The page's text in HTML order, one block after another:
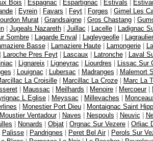
Bois | Espagnac | Espartignac | Estivals |
| Eyrein | Favars | Feyt | Forges | Gimel Les
Murat| Grandsaigne| Gros Chastang|
| Jugeals Nazareth| Juillac | Lacelle| Ladignac
Sombre| Lagarde Enval | Lagleygeolle|
Basse| Lamaziere Haute| Lamongerie|
Laroche Pres Feyt| Lascaux | Latronche| Laval
| Lignareix | Ligneyrac | Liourdres | Lissac Sur
| Louignac | Lubersac | Madranges | Malemort
La Croisille| Marcillac La Croze| Marc La
| Maussac | Meilhards | Menoire | Mercoeur|
L Eglise | Meyssac | Millevaches |
| Monestier Port Dieu | Montaignac Saint
Moustier Ventadour| Naves | Nespouls | Neuvic |
| Nonards | Objat | Orgnac Sur Vezere | Orliac
Palisse | Pandrignes | Peret Bel Air| Perols Sur